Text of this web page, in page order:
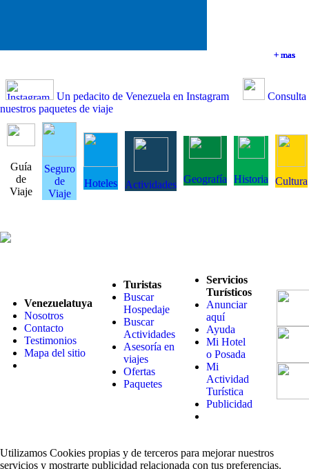
+ mas
+ mas
+ mas
+ mas
Un pedacito de Venezuela en Instagram
Consulta
nuestros paquetes de viaje
Guía
de
Viaje
Seguro
de
Viaje
Hoteles Actividades Geografía Historia Cultura
Venezuelatuya
Nosotros
Contacto
Testimonios
Mapa del sitio
Turistas
Buscar
Hospedaje
Buscar
Actividades
Asesoría en
viajes
Ofertas
Paquetes
Servicios
Turísticos
Anunciar
aquí
Ayuda
Mi Hotel
o Posada
Mi
Actividad
Turística
Publicidad
Utilizamos Cookies propias y de terceros para mejorar nuestros
servicios y mostrarte publicidad relacionada con tus preferencias.